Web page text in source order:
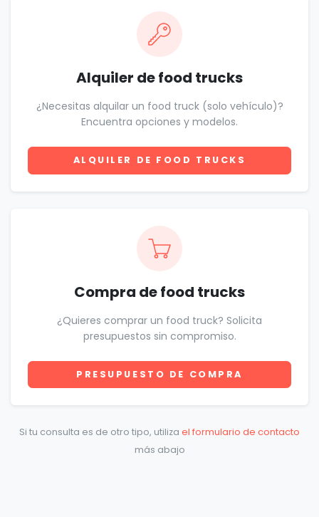
Alquiler de food trucks
¿Necesitas alquilar un food truck (solo vehículo)?
Encuentra opciones y modelos.
ALQUILER DE FOOD TRUCKS
Compra de food trucks
¿Quieres comprar un food truck? Solicita
presupuestos sin compromiso.
PRESUPUESTO DE COMPRA
Si tu consulta es de otro tipo, utiliza el formulario de contacto
más abajo